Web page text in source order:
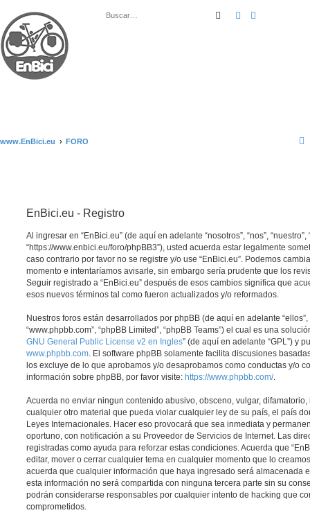
BuscarBúsqueda
www.EnBici.eu FORO
EnBici.eu - Registro
Al ingresar en “EnBici.eu” (de aquí en adelante “nosotros”, “nos”, “nuestro”,
“https://www.enbici.eu/foro/phpBB3”), usted acuerda estar legalmente
caso contrario por favor no se registre y/o use “EnBici.eu”. Podemos
momento e intentaríamos avisarle, sin embargo sería prudente que los
Seguir registrado a “EnBici.eu” después de esos cambios significa que
esos nuevos términos tal como fueron actualizados y/o reformados.
Nuestros foros están desarrollados por phpBB (de aquí en adelante “ellos”,
“www.phpbb.com”, “phpBB Limited”, “phpBB Teams”) el cual es una
GNU General Public License v2 en Ingles” (de aquí en adelante “GPL”) y
www.phpbb.com . El software phpBB solamente facilita discusiones
los excluye de lo que aprobamos y/o desaprobamos como conductas y/o
información sobre phpBB, por favor visite: https://www.phpbb.com/.
Acuerda no enviar ningun contenido abusivo, obsceno, vulgar,
cualquier otro material que pueda violar cualquier ley de su país, el país
Leyes Internacionales. Hacer eso provocará que sea inmediata y
oportuno, con notificación a su Proveedor de Servicios de Internet. Las
registradas como ayuda para reforzar estas condiciones. Acuerda que
editar, mover o cerrar cualquier tema en cualquier momento que lo
acuerda que cualquier información que haya ingresado será almacenada
esta información no será compartida con ninguna tercera parte sin su
podrán considerarse responsables por cualquier intento de hacking que
comprometidos.